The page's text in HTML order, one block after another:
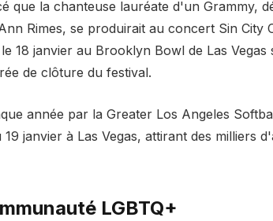
que la chanteuse lauréate d'un Grammy,
Rimes, se produirait au concert Sin City
18 janvier au Brooklyn Bowl de Las Vegas
de clôture du festival.
année par la Greater Los Angeles
janvier à Las Vegas, attirant des milliers
LGBTQ+